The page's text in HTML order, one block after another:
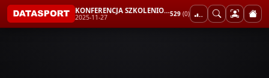
KONFERENCJA SZKOLENIOWA ORGANIZATORÓW IMPREZ BIEGOWYCH W POLSCE JAROSŁAWIEC
2025-11-27 529 (0)